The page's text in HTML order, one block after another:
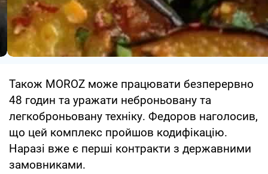
Також MOROZ може працювати безперервно
48 годин та уражати неброньовану та
легкоброньовану техніку. Федоров наголосив,
що цей комплекс пройшов кодифікацію.
Наразі вже є перші контракти з державними
замовниками.